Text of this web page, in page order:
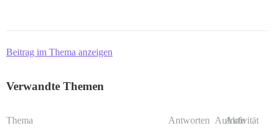
Beitrag im Thema anzeigen
Verwandte Themen
Thema Antworten Aufrufe
Aktivität